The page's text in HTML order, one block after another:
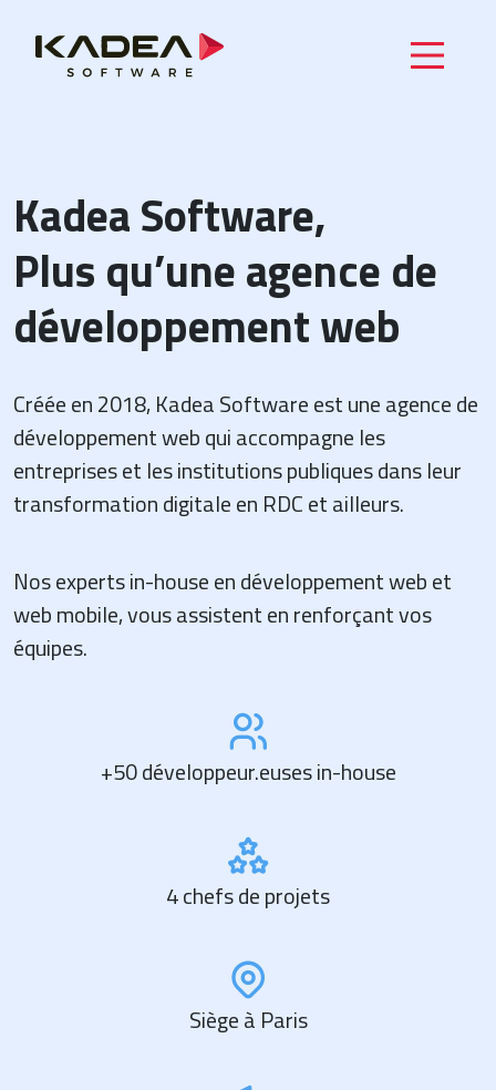
Kadea Software,
Plus qu’une agence de
développement web
Créée en 2018, Kadea Software est une agence de
développement web qui accompagne les
entreprises et les institutions publiques dans leur
transformation digitale en RDC et ailleurs.
Nos experts in-house en développement web et
web mobile, vous assistent en renforçant vos
équipes.
+50 développeur.euses in-house
4 chefs de projets
Siège à Paris